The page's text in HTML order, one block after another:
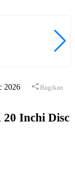
2026
20 Inchi Disc
Bagikan